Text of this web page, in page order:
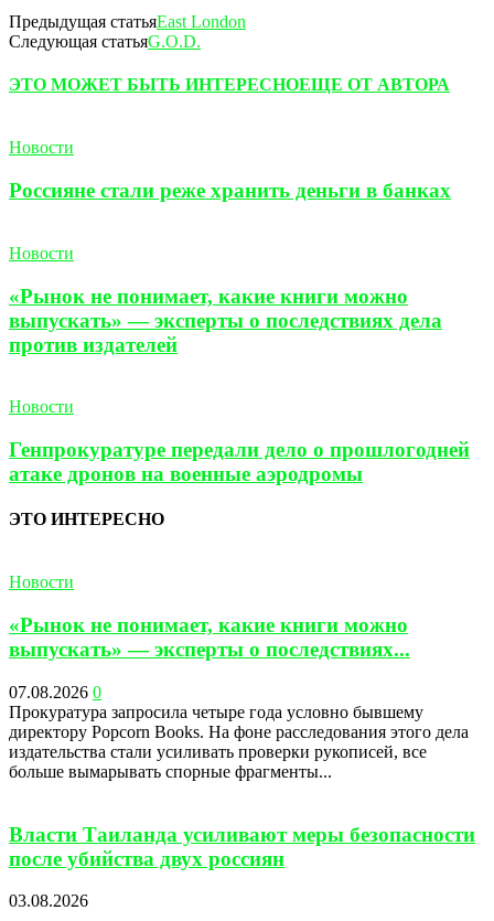
Предыдущая статьяEast London
Следующая статьяG.O.D.
ЭТО МОЖЕТ БЫТЬ ИНТЕРЕСНОЕЩЕ ОТ АВТОРА
Новости
Россияне стали реже хранить деньги в банках
Новости
«Рынок не понимает, какие книги можно
выпускать» — эксперты о последствиях дела
против издателей
Новости
Генпрокуратуре передали дело о прошлогодней
атаке дронов на военные аэродромы
ЭТО ИНТЕРЕСНО
Новости
«Рынок не понимает, какие книги можно
выпускать» — эксперты о последствиях...
07.08.2026 0
Прокуратура запросила четыре года условно бывшему
директору Popcorn Books. На фоне расследования этого дела
издательства стали усиливать проверки рукописей, все
больше вымарывать спорные фрагменты...
Власти Таиланда усиливают меры безопасности
после убийства двух россиян
03.08.2026